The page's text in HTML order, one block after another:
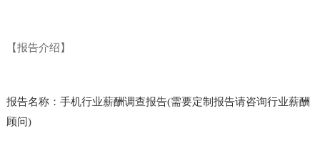
【报告介绍】
报告名称：手机行业薪酬调查报告(需要定制报告请咨询行业薪酬
顾问)